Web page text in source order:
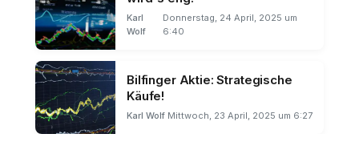
Karl
Wolf
Donnerstag, 24 April, 2025 um
6:40
Bilfinger Aktie: Strategische
Käufe!
Karl Wolf Mittwoch, 23 April, 2025 um 6:27